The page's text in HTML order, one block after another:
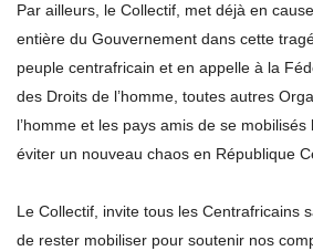
Par ailleurs, le Collectif, met déjà en
entière du Gouvernement dans cette
peuple centrafricain et en appelle à la
des Droits de l’homme, toutes autres
l’homme et les pays amis de se
éviter un nouveau chaos en République
Le Collectif, invite tous les Centrafricains
de rester mobiliser pour soutenir nos